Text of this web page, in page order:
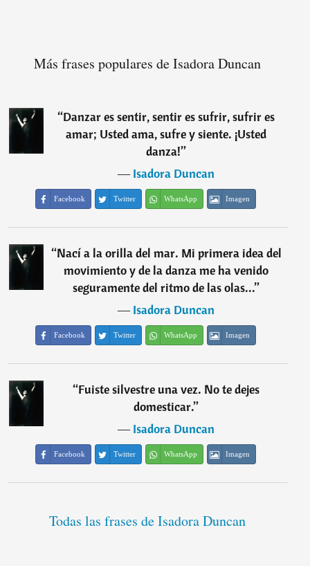
Más frases populares de Isadora Duncan
“Danzar es sentir, sentir es sufrir, sufrir es
amar; Usted ama, sufre y siente. ¡Usted
danza!”
―Isadora Duncan
Facebook Twitter WhatsApp Imagen
“Nací a la orilla del mar. Mi primera idea del
movimiento y de la danza me ha venido
seguramente del ritmo de las olas...”
―Isadora Duncan
Facebook Twitter WhatsApp Imagen
“Fuiste silvestre una vez. No te dejes
domesticar.”
―Isadora Duncan
Facebook Twitter WhatsApp Imagen
Todas las frases de Isadora Duncan